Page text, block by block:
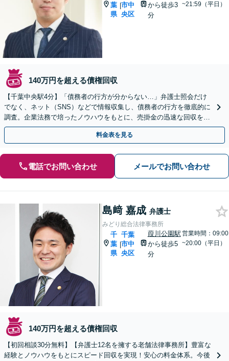
葉
県
|市中
央区
から徒歩3
分
~21:59（平日）
140万円を超える債権回収
【千葉中央駅4分】「債務者の行方が分からない…」弁護士照会だけ
でなく、ネット（SNS）などで情報収集し、債務者の行方を徹底的に
調査。企業法務で培ったノウハウをもとに、売掛金の迅速な回収を目
指します【休日／夜間面談OK】【顧問契約】
料金表を見る
電話でお問い合わせ メールでお問い合わせ
島﨑 嘉成 弁護士
みどり総合法律事務所
千
葉
県
|
千葉
市中
央区
葭川公園駅
から徒歩5
分
営業時間：09:00
~20:00（平日）
140万円を超える債権回収
【初回相談30分無料】【弁護士12名を擁する老舗法律事務所】豊富な
経験とノウハウをもとにスピード回収を実現！安心の料金体系。今後